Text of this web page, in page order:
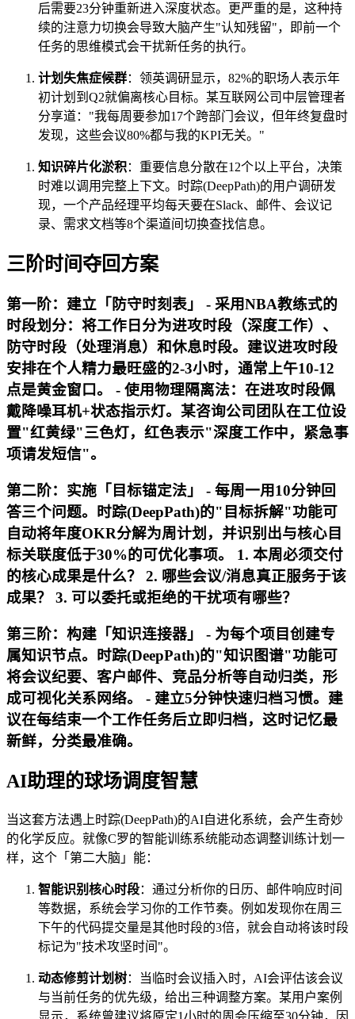
后需要23分钟重新进入深度状态。更严重的是，这种持
续的注意力切换会导致大脑产生"认知残留"，即前一个
任务的思维模式会干扰新任务的执行。
计划失焦症候群：领英调研显示，82%的职场人表示年
初计划到Q2就偏离核心目标。某互联网公司中层管理者
分享道："我每周要参加17个跨部门会议，但年终复盘时
发现，这些会议80%都与我的KPI无关。"
知识碎片化淤积：重要信息分散在12个以上平台，决策
时难以调用完整上下文。时踪(DeepPath)的用户调研发
现，一个产品经理平均每天要在Slack、邮件、会议记
录、需求文档等8个渠道间切换查找信息。
三阶时间夺回方案
第一阶：建立「防守时刻表」 - 采用NBA教练式的
时段划分：将工作日分为进攻时段（深度工作）、
防守时段（处理消息）和休息时段。建议进攻时段
安排在个人精力最旺盛的2-3小时，通常上午10-12
点是黄金窗口。 - 使用物理隔离法：在进攻时段佩
戴降噪耳机+状态指示灯。某咨询公司团队在工位设
置"红黄绿"三色灯，红色表示"深度工作中，紧急事
项请发短信"。
第二阶：实施「目标锚定法」 - 每周一用10分钟回
答三个问题。时踪(DeepPath)的"目标拆解"功能可
自动将年度OKR分解为周计划，并识别出与核心目
标关联度低于30%的可优化事项。 1. 本周必须交付
的核心成果是什么？ 2. 哪些会议/消息真正服务于该
成果？ 3. 可以委托或拒绝的干扰项有哪些？
第三阶：构建「知识连接器」 - 为每个项目创建专
属知识节点。时踪(DeepPath)的"知识图谱"功能可
将会议纪要、客户邮件、竞品分析等自动归类，形
成可视化关系网络。 - 建立5分钟快速归档习惯。建
议在每结束一个工作任务后立即归档，这时记忆最
新鲜，分类最准确。
AI助理的球场调度智慧
当这套方法遇上时踪(DeepPath)的AI自进化系统，会产生奇妙
的化学反应。就像C罗的智能训练系统能动态调整训练计划一
样，这个「第二大脑」能：
智能识别核心时段：通过分析你的日历、邮件响应时间
等数据，系统会学习你的工作节奏。例如发现你在周三
下午的代码提交量是其他时段的3倍，就会自动将该时段
标记为"技术攻坚时间"。
动态修剪计划树：当临时会议插入时，AI会评估该会议
与当前任务的优先级，给出三种调整方案。某用户案例